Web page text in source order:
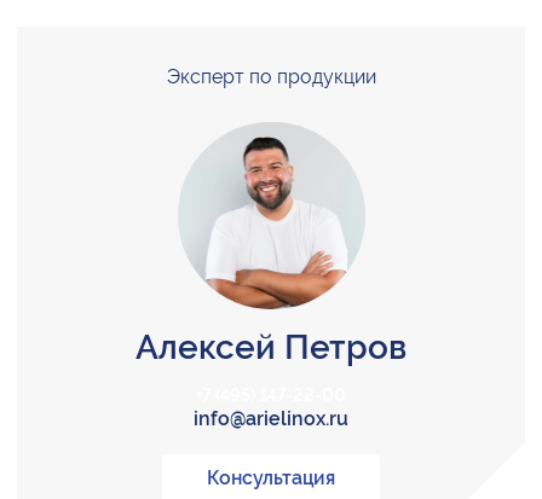
Эксперт по продукции
Алексей Петров
info@arielinox.ru
Консультация